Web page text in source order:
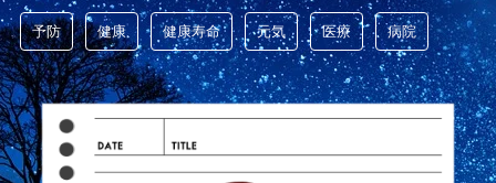
予防 健康 健康寿命 元気 医療 病院